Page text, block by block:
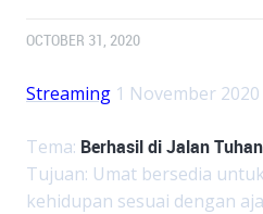
OCTOBER 31, 2020
Streaming 1 November 2020
Tema: Berhasil di Jalan Tuhan
Tujuan: Umat bersedia
kehidupan sesuai dengan